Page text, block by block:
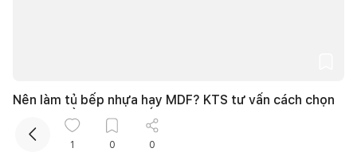
Nên làm tủ bếp nhựa hay MDF? KTS tư vấn cách chọn
vật liệu bền, đẹp và tiết kiệm chi phí
27/06/2026, lúc 10:00
1 0 0